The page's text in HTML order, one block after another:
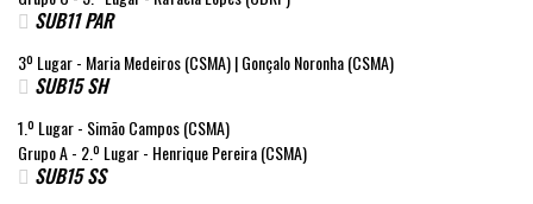
SUB11 PAR
3º Lugar - Maria Medeiros (CSMA) | Gonçalo Noronha (CSMA)
SUB15 SH
1.º Lugar - Simão Campos (CSMA)
Grupo A - 2.º Lugar - Henrique Pereira (CSMA)
SUB15 SS